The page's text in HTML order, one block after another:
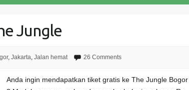
Jungle
, Jakarta, Jalan hemat 26 Comments
Anda ingin mendapatkan tiket gratis ke The Jungle Bogor